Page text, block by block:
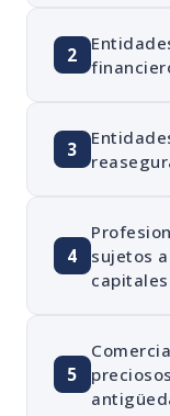
2
3
4
sujetos
5